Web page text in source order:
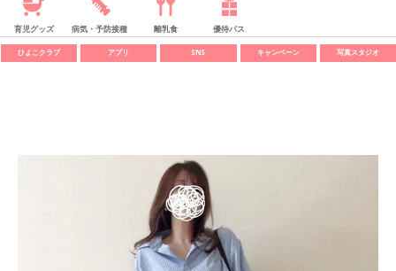
育児グッズ 病気・予防接種 離乳食 優待パス
ひよこクラブ アプリ SNS キャンペーン 写真スタジオ